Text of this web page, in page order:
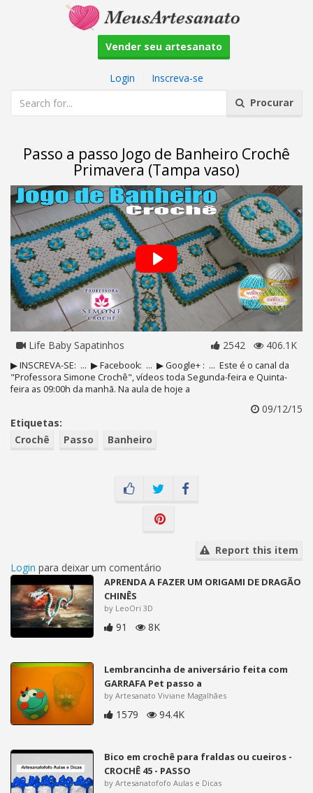
Vender seu artesanato
Login
Inscreva-se
Procurar
Passo a passo Jogo de Banheiro Crochê
Primavera (Tampa vaso)
Life Baby Sapatinhos 2542 406.1K
▶ INSCREVA-SE: ... ▶ Facebook: ... ▶ Google+ : ... Este é o canal da
"Professora Simone Crochê", vídeos toda Segunda-feira e Quinta-
feira as 09:00h da manhã. Na aula de hoje a
09/12/15
Etiquetas:
Crochê
Passo Banheiro
Report this item
Login para deixar um comentário
APRENDA A FAZER UM ORIGAMI DE DRAGÃO
CHINÊS
by LeoOri 3D
91 8K
Lembrancinha de aniversário feita com
GARRAFA Pet passo a
by Artesanato Viviane Magalhães
1579 94.4K
Bico em crochê para fraldas ou cueiros -
CROCHÊ 45 - PASSO
by Artesanatofofo Aulas e Dicas